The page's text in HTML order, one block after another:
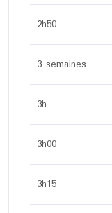
2h50
3 semaines
3h
3h00
3h15